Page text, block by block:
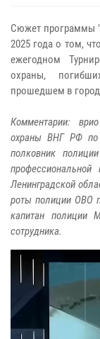
Сюжет программы
2025 года о том,
ежегодном
охраны,
прошедшем в
Комментарии:
охраны ВНГ РФ по
полковник
Ленинградской
роты полиции ОВО
капитан полиции
сотрудника.